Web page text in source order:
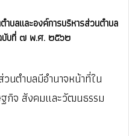
บลและองค์การบริหารส่วนตำบล
บับที่ ๗ พ.ศ. ๒๕๖๒
วนตำบลมีอํานาจหน้าที่ใน
กิจ สังคมและวัฒนธรรม